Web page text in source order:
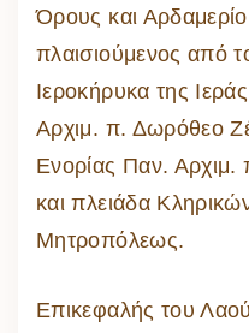
Όρους και
πλαισιούμενος από
Ιεροκήρυκα της
Αρχιμ. π. Δωρόθεο
Ενορίας Παν. Αρχιμ.
και πλειάδα
Μητροπόλεως.
Επικεφαλής του